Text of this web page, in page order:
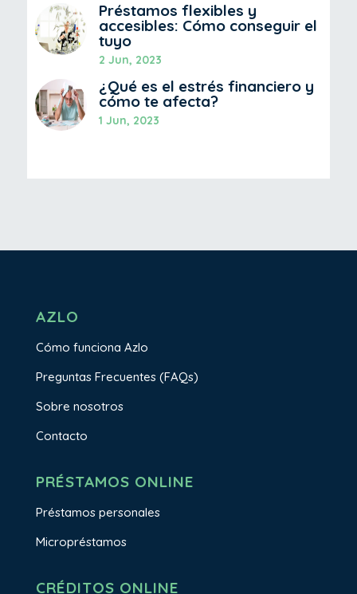
Préstamos flexibles y
accesibles: Cómo conseguir el
tuyo
2 Jun, 2023
¿Qué es el estrés financiero y
cómo te afecta?
1 Jun, 2023
AZLO
Cómo funciona Azlo
Preguntas Frecuentes (FAQs)
Sobre nosotros
Contacto
PRÉSTAMOS ONLINE
Préstamos personales
Micropréstamos
CRÉDITOS ONLINE